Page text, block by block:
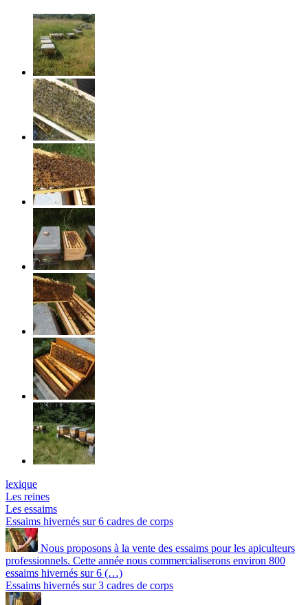
lexique
Les reines
Les essaims
Essaims hivernés sur 6 cadres de corps
Nous proposons à la vente des essaims pour les apiculteurs
professionnels. Cette année nous commercialiserons environ 800
essaims hivernés sur 6 (…)
Essaims hivernés sur 3 cadres de corps